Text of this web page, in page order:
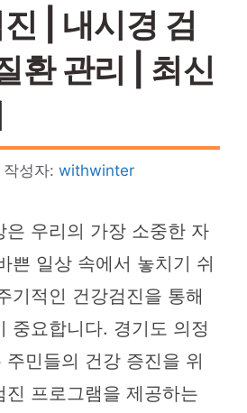
| 내시경 검
환 관리 | 최신
작성자: withwinter
은 우리의 가장 소중한 자
쁜 일상 속에서 놓치기 쉬
기적인 건강검진을 통해
중요합니다. 경기도 의정
민들의 건강 증진을 위
프로그램을 제공하는